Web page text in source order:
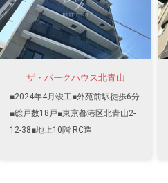
ザ・パークハウス北青山
■2024年4月竣工■外苑前駅徒歩6分
■総戸数18戸■東京都港区北青山2-
12-38■地上10階 RC造